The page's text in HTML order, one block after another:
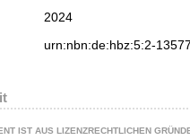
2024
urn:nbn:de:hbz:5:2-
IST AUS LIZENZRECHTLICHEN